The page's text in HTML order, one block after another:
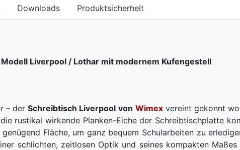
Downloads Produktsicherheit
Liverpool / Lothar mit modernem Kufengestell
– derSchreibtisch Liverpool von Wimexvereint gekonnt
rustikal wirkende Planken-Eiche der Schreibtischplatte
genügend Fläche, um ganz bequem Schularbeiten zu
schlichten, zeitlosen Optik und seines kompakten